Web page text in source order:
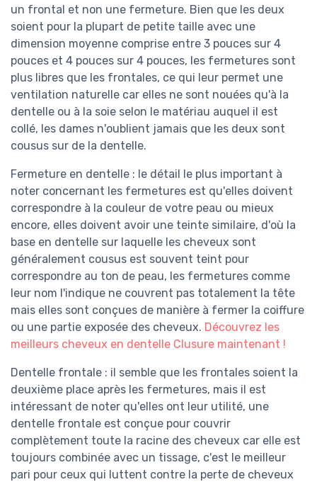
un frontal et non une fermeture. Bien que les deux
soient pour la plupart de petite taille avec une
dimension moyenne comprise entre 3 pouces sur 4
pouces et 4 pouces sur 4 pouces, les fermetures sont
plus libres que les frontales, ce qui leur permet une
ventilation naturelle car elles ne sont nouées qu'à la
dentelle ou à la soie selon le matériau auquel il est
collé, les dames n'oublient jamais que les deux sont
cousus sur de la dentelle.
Fermeture en dentelle : le détail le plus important à
noter concernant les fermetures est qu'elles doivent
correspondre à la couleur de votre peau ou mieux
encore, elles doivent avoir une teinte similaire, d'où la
base en dentelle sur laquelle les cheveux sont
généralement cousus est souvent teint pour
correspondre au ton de peau, les fermetures comme
leur nom l'indique ne couvrent pas totalement la tête
mais elles sont conçues de manière à fermer la coiffure
ou une partie exposée des cheveux. Découvrez les
meilleurs cheveux en dentelle Clusure maintenant !
Dentelle frontale : il semble que les frontales soient la
deuxième place après les fermetures, mais il est
intéressant de noter qu'elles ont leur utilité, une
dentelle frontale est conçue pour couvrir
complètement toute la racine des cheveux car elle est
toujours combinée avec un tissage, c'est le meilleur
pari pour ceux qui luttent contre la perte de cheveux